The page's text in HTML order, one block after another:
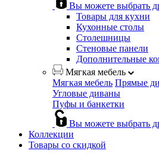
Вы можете выбрать
Товары для кухни
Кухонные столы
Столешницы
Стеновые панели
Дополнительные
Мягкая мебель
Мягкая мебель Прямые
Угловые диваны
Пуфы и банкетки
Вы можете выбрать
Коллекции
Товары со скидкой